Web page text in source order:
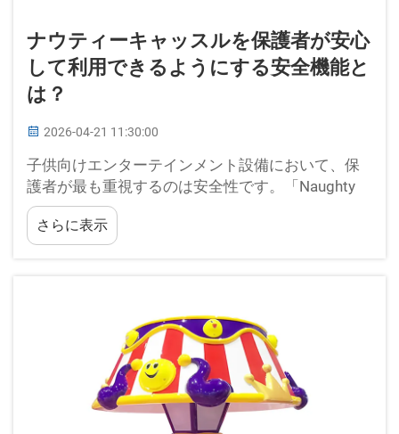
ナウティーキャッスルを保護者が安心
して利用できるようにする安全機能と
は？
2026-04-21 11:30:00
子供向けエンターテインメント設備において、保
護者が最も重視するのは安全性です。「Naughty
Castles」は、ファミリーエンターテインメントセ
ンター、ショッピングモール、レクリエーション
施設など、世界中のさまざまな施設でますます人
さらに表示